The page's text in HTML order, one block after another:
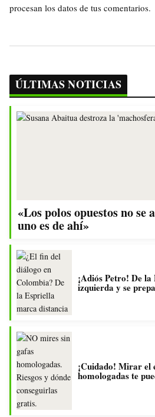
procesan los datos de tus comentarios.
ÚLTIMAS NOTICIAS
«Los polos opuestos no se
uno es de ahí»
¡Adiós Petro! De
izquierda y se
¡Cuidado! Mirar el
homologadas te